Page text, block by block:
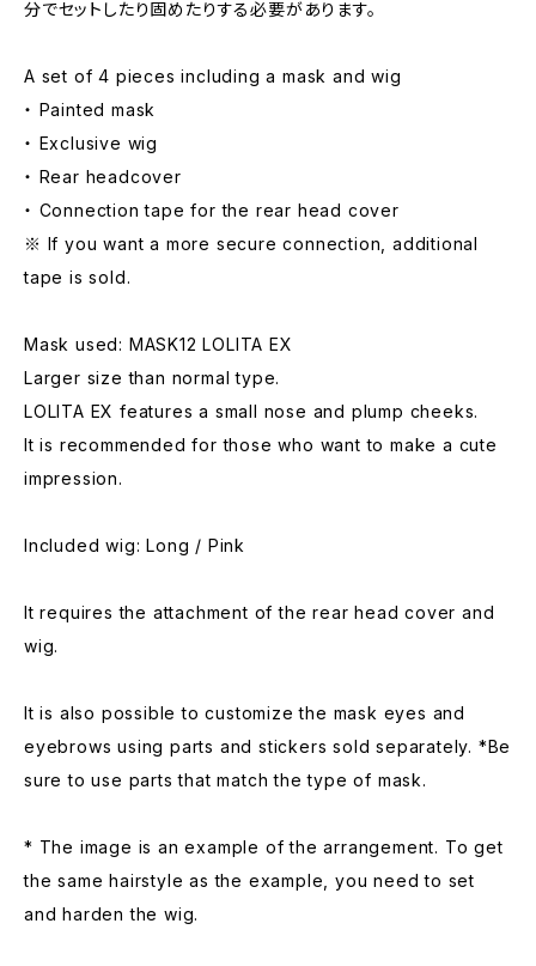
分でセットしたり固めたりする必要があります。
A set of 4 pieces including a mask and wig
・ Painted mask
・ Exclusive wig
・ Rear headcover
・ Connection tape for the rear head cover
※ If you want a more secure connection, additional
tape is sold.
Mask used: MASK12 LOLITA EX
Larger size than normal type.
LOLITA EX features a small nose and plump cheeks.
It is recommended for those who want to make a cute
impression.
Included wig: Long / Pink
It requires the attachment of the rear head cover and
wig.
It is also possible to customize the mask eyes and
eyebrows using parts and stickers sold separately. *Be
sure to use parts that match the type of mask.
* The image is an example of the arrangement. To get
the same hairstyle as the example, you need to set
and harden the wig.